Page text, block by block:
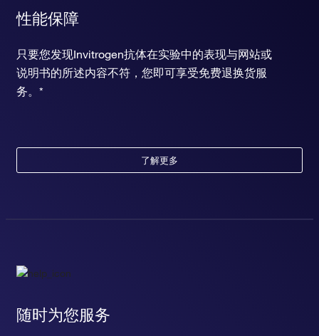
性能保障
只要您发现Invitrogen抗体在实验中的表现与网站或
说明书的所述内容不符，您即可享受免费退换货服
务。*
了解更多
随时为您服务